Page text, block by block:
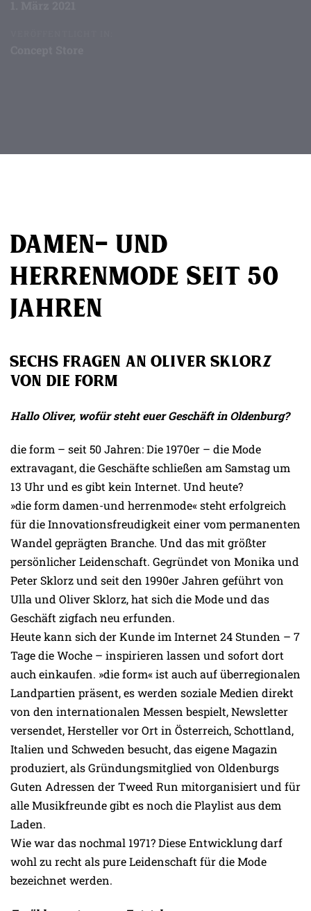
Damen- und
Herrenmode seit 50
Jahren
Sechs Fragen an Oliver Sklorz
von die form
Hallo Oliver, wofür steht euer Geschäft in Oldenburg?
die form – seit 50 Jahren: Die 1970er – die Mode
extravagant, die Geschäfte schließen am Samstag um
13 Uhr und es gibt kein Internet. Und heute?
»die form damen-und herrenmode« steht erfolgreich
für die Innovationsfreudigkeit einer vom permanenten
Wandel geprägten Branche. Und das mit größter
persönlicher Leidenschaft. Gegründet von Monika und
Peter Sklorz und seit den 1990er Jahren geführt von
Ulla und Oliver Sklorz, hat sich die Mode und das
Geschäft zigfach neu erfunden.
Heute kann sich der Kunde im Internet 24 Stunden – 7
Tage die Woche – inspirieren lassen und sofort dort
auch einkaufen. »die form« ist auch auf überregionalen
Landpartien präsent, es werden soziale Medien direkt
von den internationalen Messen bespielt, Newsletter
versendet, Hersteller vor Ort in Österreich, Schottland,
Italien und Schweden besucht, das eigene Magazin
produziert, als Gründungsmitglied von Oldenburgs
Guten Adressen der Tweed Run mitorganisiert und für
alle Musikfreunde gibt es noch die Playlist aus dem
Laden.
Wie war das nochmal 1971? Diese Entwicklung darf
wohl zu recht als pure Leidenschaft für die Mode
bezeichnet werden.
Beitragsnavigation